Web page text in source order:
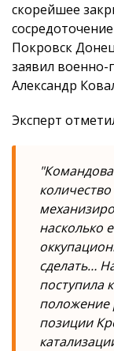
скорейшее
Покровск
заявил военно-
Александр
Эксперт
насколько
сделать…
поступила
положение
позиции